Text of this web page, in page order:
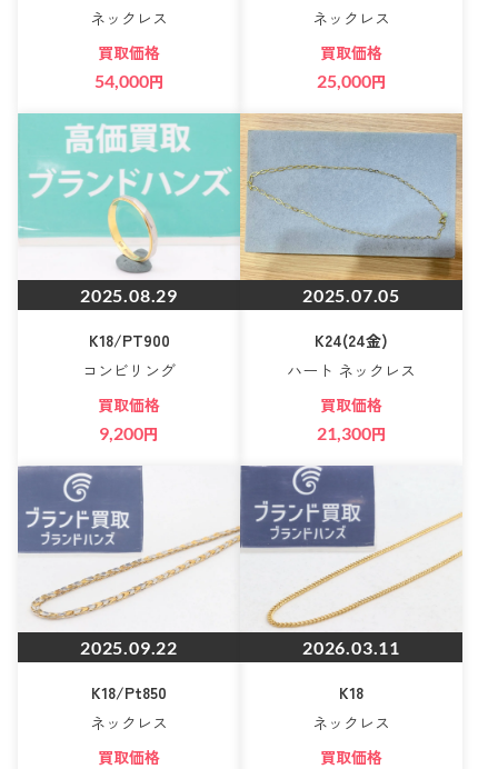
ネックレス
買取価格
54,000円
ネックレス
買取価格
25,000円
2025.08.29
K18/PT900
コンビリング
買取価格
9,200円
2025.07.05
K24(24金)
ハート ネックレス
買取価格
21,300円
2025.09.22
K18/Pt850
ネックレス
買取価格
2026.03.11
K18
ネックレス
買取価格